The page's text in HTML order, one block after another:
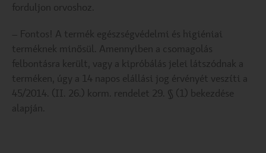
forduljon orvoshoz.
– Fontos! A termék egészségvédelmi és higiéniai
terméknek minősül. Amennyiben a csomagolás
felbontásra került, vagy a kipróbálás jelei látszódnak a
terméken, úgy a 14 napos elállási jog érvényét veszíti a
45/2014. (II. 26.) korm. rendelet 29. § (1) bekezdése
alapján.